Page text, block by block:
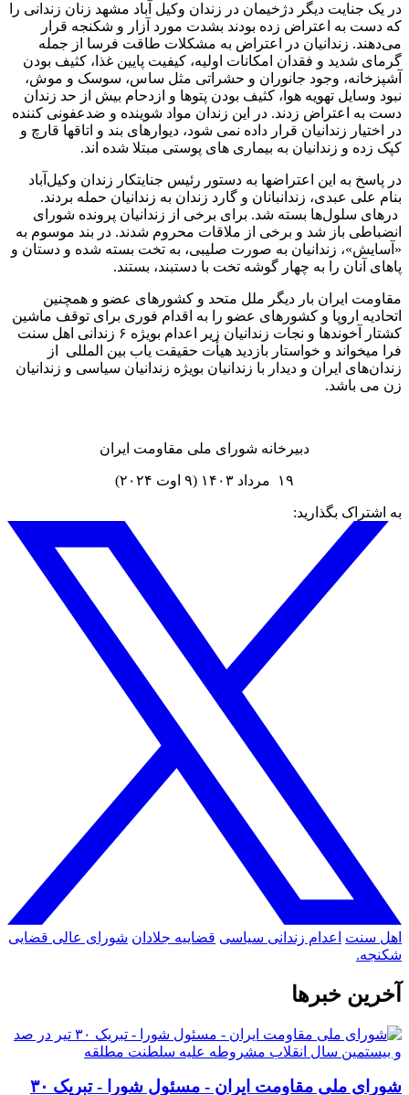
در یک جنایت دیگر دژخیمان در زندان وکیل آباد مشهد زنان زندانی را
که دست به اعتراض زده بودند بشدت مورد آزار و شکنجه قرار
می‌دهند. زندانیان در اعتراض به مشکلات طاقت فرسا از جمله
گرمای شدید و فقدان امکانات اولیه، کیفیت پایین غذا، کثیف بودن
آشپزخانه، وجود جانوران و حشراتی مثل ساس، سوسک و موش،
نبود وسایل تهویه هوا، کثیف بودن پتوها و ازدحام بیش از حد زندان
دست به اعتراض زدند. در این زندان مواد شوینده و ضدعفونی کننده
در اختیار زندانیان قرار داده نمی شود، دیوارهای بند و اتاقها قارچ و
کپک زده و زندانیان به بیماری های پوستی مبتلا شده اند.
در پاسخ به این اعتراضها به دستور رئیس جنایتکار زندان وکیل‌آباد
بنام علی عبدی، زندانبانان و گارد زندان به زندانیان حمله بردند.
درهای سلول‌ها بسته شد. برای برخی از زندانیان پرونده شورای
انضباطی باز شد و برخی از ملاقات محروم شدند. در بند موسوم به
«آسایش»، زندانیان به صورت صلیبی، به تخت بسته شده و دستان و
پاهای آنان را به چهار گوشه تخت با دستبند، بستند.
مقاومت ایران بار دیگر ملل متحد و کشورهای عضو و همچنین
اتحادیه اروپا و کشورهای عضو را به اقدام فوری برای توقف ماشین
کشتار آخوندها و نجات زندانیان زیر اعدام بویژه ۶ زندانی اهل سنت
فرا میخواند و خواستار بازدید هیأت حقیقت یاب بین المللی از
زندان‌های ایران و دیدار با زندانیان بویژه زندانیان سیاسی و زندانیان
زن می باشد.
دبیرخانه شورای ملی مقاومت ایران
۱۹ مرداد ۱۴۰۳ (۹ اوت ۲۰۲۴)
به اشتراک بگذارید:
اهل سنت اعدام زندانی سیاسی قضاییه جلادان شورای عالی قضایی
شکنجه.
آخرین خبرها
شورای ملی مقاومت ایران - مسئول شورا - تبریک ۳۰